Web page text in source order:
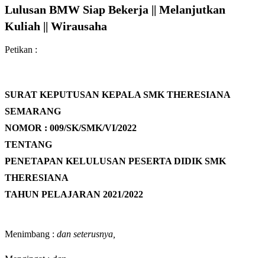
Lulusan BMW Siap Bekerja || Melanjutkan
Kuliah || Wirausaha
Petikan :
SURAT KEPUTUSAN KEPALA SMK THERESIANA
SEMARANG
NOMOR : 009/SK/SMK/VI/2022
TENTANG
PENETAPAN KELULUSAN PESERTA DIDIK SMK
THERESIANA
TAHUN PELAJARAN 2021/2022
Menimbang : dan seterusnya,